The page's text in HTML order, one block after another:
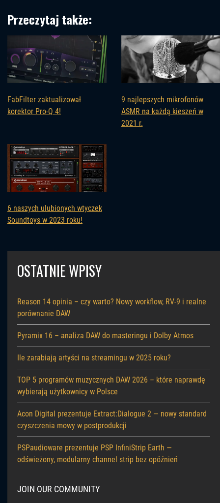
Przeczytaj także:
FabFilter zaktualizował
korektor Pro-Q 4!
9 najlepszych mikrofonów
ASMR na każdą kieszeń w
2021 r.
6 naszych ulubionych wtyczek
Soundtoys w 2023 roku!
OSTATNIE WPISY
Reason 14 opinia – czy warto? Nowy workflow, RV-9 i realne
porównanie DAW
Pyramix 16 – analiza DAW do masteringu i Dolby Atmos
Ile zarabiają artyści na streamingu w 2025 roku?
TOP 5 programów muzycznych DAW 2026 – które naprawdę
wybierają użytkownicy w Polsce
Acon Digital prezentuje Extract:Dialogue 2 — nowy standard
czyszczenia mowy w postprodukcji
PSPaudioware prezentuje PSP InfiniStrip Earth —
odświeżony, modularny channel strip bez opóźnień
JOIN OUR COMMUNITY